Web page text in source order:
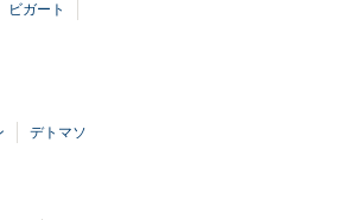
ビガート
デトマソ